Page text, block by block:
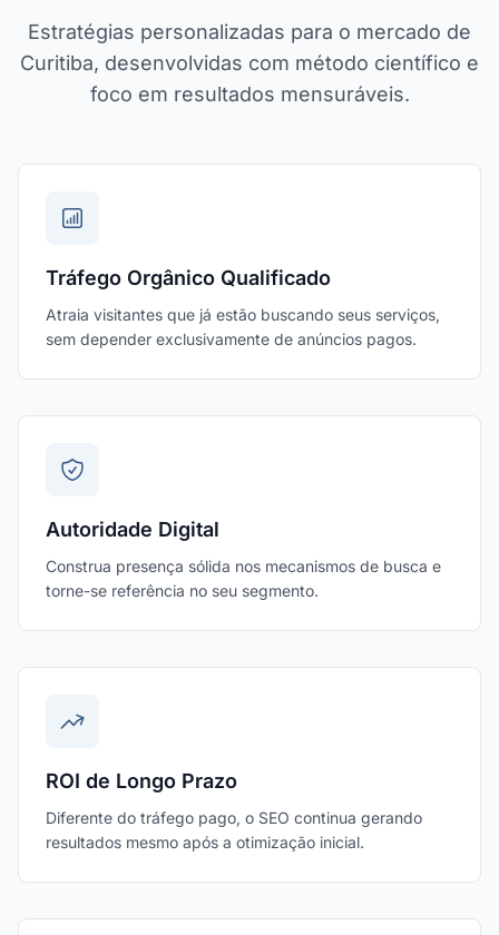
Estratégias personalizadas para o mercado de
Curitiba, desenvolvidas com método científico e
foco em resultados mensuráveis.
Tráfego Orgânico Qualificado
Atraia visitantes que já estão buscando seus serviços,
sem depender exclusivamente de anúncios pagos.
Autoridade Digital
Construa presença sólida nos mecanismos de busca e
torne-se referência no seu segmento.
ROI de Longo Prazo
Diferente do tráfego pago, o SEO continua gerando
resultados mesmo após a otimização inicial.